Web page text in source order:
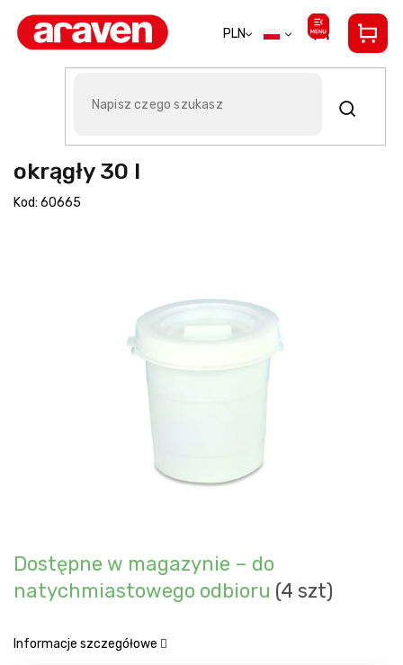
treści
PLN
Araven pojemnik cateringowy
okrągły 30 l
Kod: 60665
Dostępne w magazynie – do
natychmiastowego odbioru (4 szt)
Informacje szczegółowe